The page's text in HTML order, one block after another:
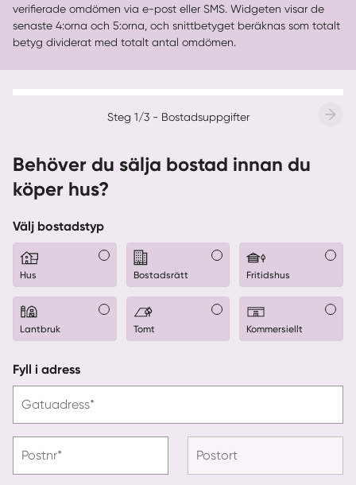
verifierade omdömen via e-post eller SMS. Widgeten visar de
senaste 4:orna och 5:orna, och snittbetyget beräknas som totalt
betyg dividerat med totalt antal omdömen.
Steg 1/3 - Bostadsuppgifter
Behöver du sälja bostad innan du
köper hus?
Välj bostadstyp
Hus Bostadsrätt Fritidshus
Lantbruk Tomt Kommersiellt
Fyll i adress
Gatuadress*
Postnr* Postort